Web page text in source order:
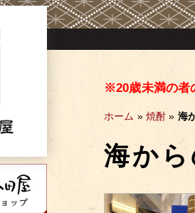
※20歳未満の者
ホーム » 焼酎 » 海
海か